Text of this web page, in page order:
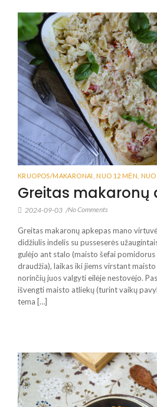
KRUOPOS/MAKARONAI NUO 12 MĖN
Greitas makaronų
2024-09-03 /No Comments
Greitas makaronų apkepas mano
didžiulis indelis su pusseserės
gulėjo ant stalo (maisto šefai
draudžia), laikas iki jiems virstant
norinčių juos valgyti eilėje nestovėjo.
išvengti maisto atliekų (turint vaikų
tema […]